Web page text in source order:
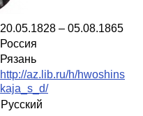
20.05.1828 – 05.08.1865
Россия
Рязань
http://az.lib.ru/h/hwoshins
kaja_s_d/
Русский